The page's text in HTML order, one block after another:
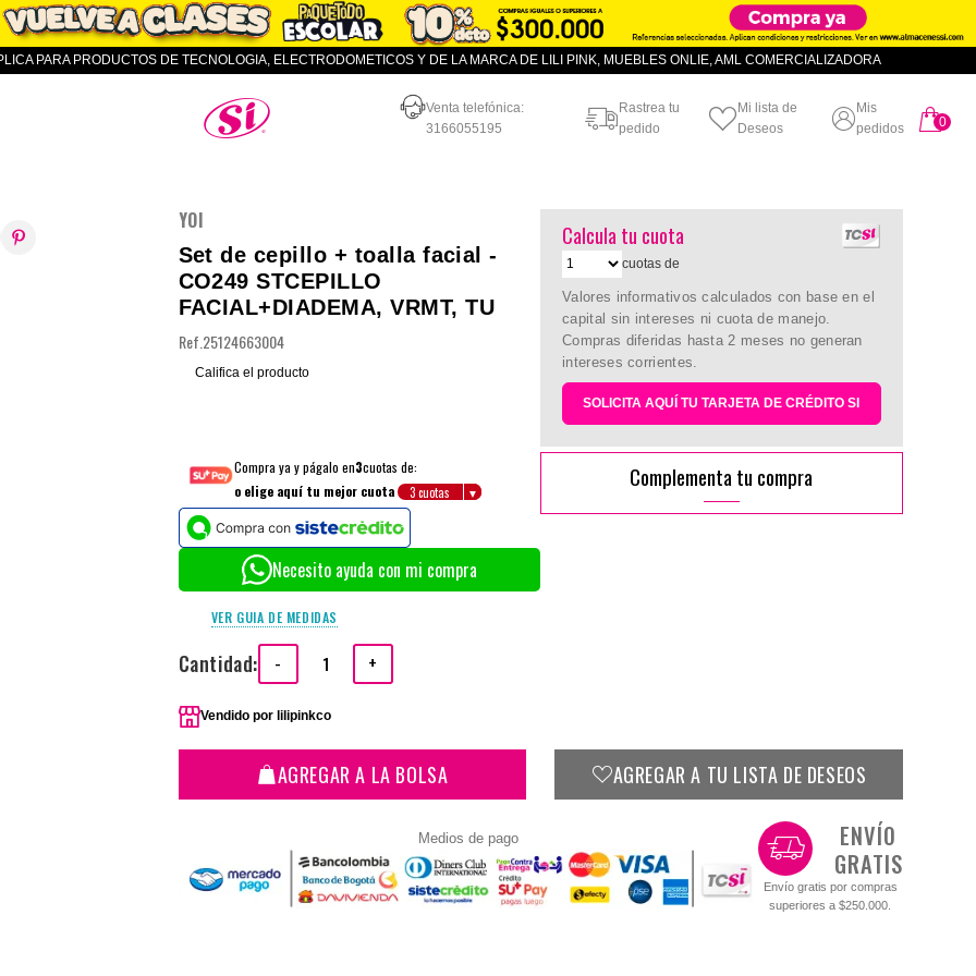
PARA PRODUCTOS DE TECNOLOGIA, ELECTRODOMETICOS Y DE LA MARCA DE LILI PINK, MUEBLES ONLIE, AML COMERCIALIZADORA
Almacenes SI
Venta telefónica:
3166055195
Rastrea tu
pedido
Mi lista de
Deseos
Mis
pedidos
0
YOI
Set de cepillo + toalla facial -
CO249 STCEPILLO
FACIAL+DIADEMA, VRMT, TU
Ref. 25124663004
Califica el producto
Compra ya y págalo en3cuotas de:
o elige aquí tu mejor cuota
Necesito ayuda con mi compra
VER GUIA DE MEDIDAS
Cantidad: - +
Vendido por lilipinkco
Calcula tu cuota
cuotas de
Valores informativos calculados con base en el
capital sin intereses ni cuota de manejo.
Compras diferidas hasta 2 meses no generan
intereses corrientes.
SOLICITA AQUÍ TU TARJETA DE CRÉDITO SI
Complementa tu compra
AGREGAR A LA BOLSA AGREGAR A TU LISTA DE DESEOS
Medios de pago
ENVÍO
GRATIS
Envío gratis por compras
superiores a $250.000.